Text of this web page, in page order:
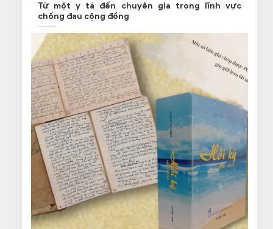
Từ một y tá đến chuyên gia trong lĩnh vực
chống đau cộng đồng